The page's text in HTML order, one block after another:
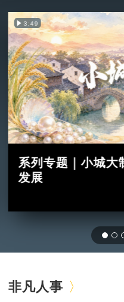
3:49
系列专题｜小城大
发展
非凡人事